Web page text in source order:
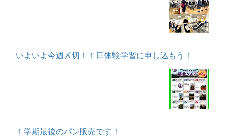
いよいよ今週〆切！１日体験学習に申し込もう！
１学期最後のパン販売です！